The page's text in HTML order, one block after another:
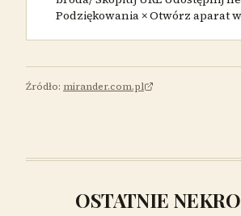
Podziękowania × Otwórz aparat w
Źródło: mirander.com.pl
OSTATNIE